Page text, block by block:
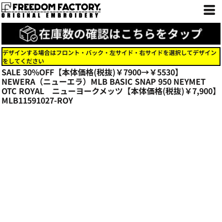
デザインする場合はフロント・バック・左サイド・右サイドを選択してデザイン
をしてください
SALE 30%OFF【本体価格(税抜)￥7900→￥5530】
NEWERA（ニューエラ）MLB BASIC SNAP 950 NEYMET
OTC ROYAL ニューヨークメッツ【本体価格(税抜)￥7,900】
MLB11591027-ROY